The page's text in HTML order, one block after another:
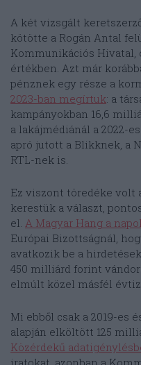
A két vizsgált
kötötte a Rogán Antal
Kommunikációs Hivatal,
értékben. Azt már
pénznek egy része a
2023-ban megírtuk: a
kampányokban 16,6
a lakájmédiánál a 2022-
apró jutott a Blikknek, a
RTL-nek is.
Ez viszont töredéke volt
kerestük a választ,
el. A Magyar Hang a
Európai Bizottságnál,
avatkozik be a
450 milliárd forint
elmúlt közel másfél
Mi ebből csak a 2019-es
alapján elköltött 125
Közérdekű